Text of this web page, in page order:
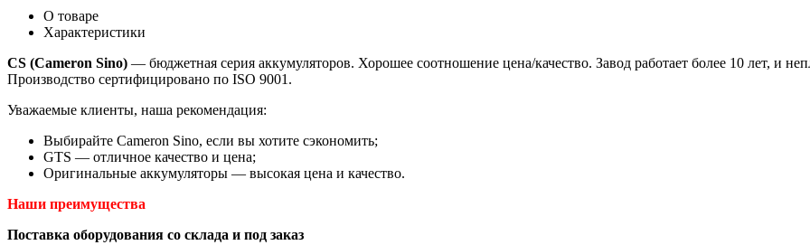
О товаре
Характеристики
CS (Cameron Sino) — бюджетная серия аккумуляторов. Хорошее соотношение цена/качество. Завод работает более 10 лет, и
Производство сертифицировано по ISO 9001.
Уважаемые клиенты, наша рекомендация:
Выбирайте Cameron Sino, если вы хотите сэкономить;
GTS — отличное качество и цена;
Оригинальные аккумуляторы — высокая цена и качество.
Наши преимущества
Поставка оборудования со склада и под заказ